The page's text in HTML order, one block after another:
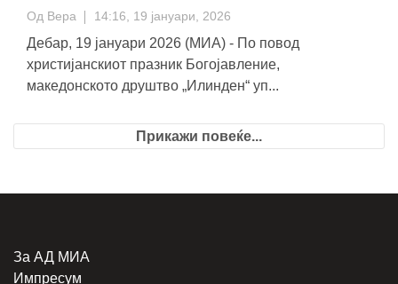
Од Вера 14:16, 19 јануари, 2026
Дебар, 19 јануари 2026 (МИА) - По повод
христијанскиот празник Богојавление,
македонското друштво „Илинден“ уп...
Прикажи повеќе...
За АД МИА
Импресум